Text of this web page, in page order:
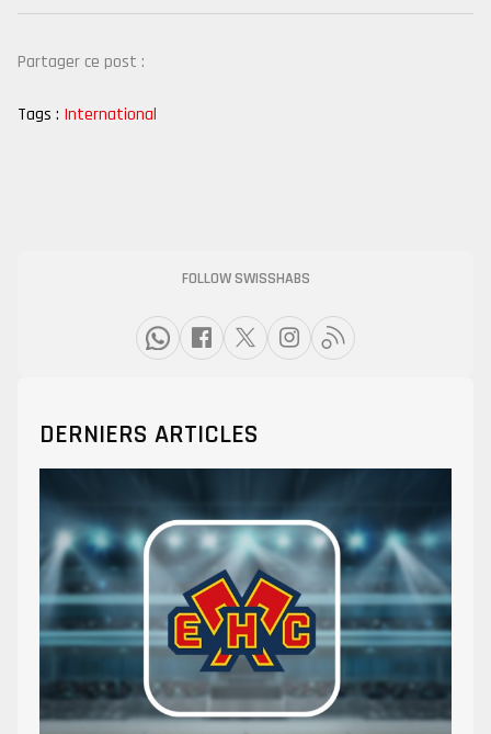
Partager ce post :
Tags : International
FOLLOW SWISSHABS
DERNIERS ARTICLES